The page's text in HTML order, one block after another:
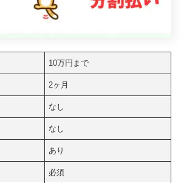
10万円まで
2ヶ月
なし
なし
あり
必須